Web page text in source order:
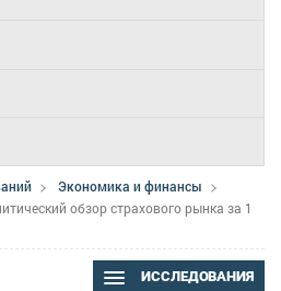
Экономика и финансы
обзор страхового рынка за 1
ИССЛЕДОВАНИЯ